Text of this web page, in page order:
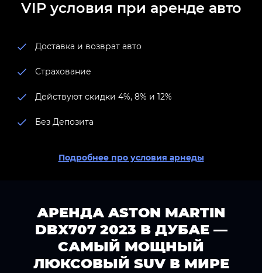
VIP условия при аренде авто
Доставка и возврат авто
Страхование
Действуют скидки 4%, 8% и 12%
Без Депозита
Подробнее про условия арнеды
АРЕНДА ASTON MARTIN
DBX707 2023 В ДУБАЕ —
САМЫЙ МОЩНЫЙ
ЛЮКСОВЫЙ SUV В МИРЕ